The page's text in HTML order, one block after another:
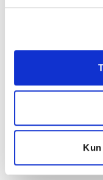
Kun